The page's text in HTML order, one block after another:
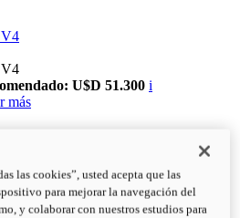
U$D 51.300 i
más
las cookies”, usted acepta que las
para mejorar la navegación del
y colaborar con nuestros estudios para